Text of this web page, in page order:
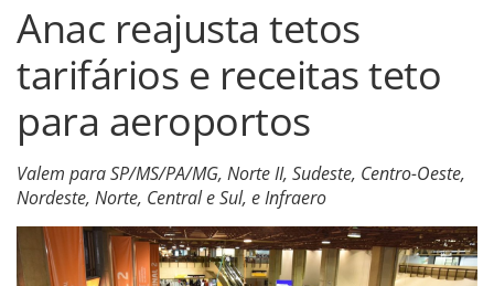
Anac reajusta tetos
tarifários e receitas teto
para aeroportos
Valem para SP/MS/PA/MG, Norte II, Sudeste, Centro-Oeste,
Nordeste, Norte, Central e Sul, e Infraero